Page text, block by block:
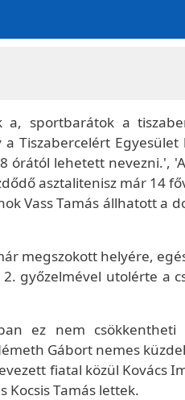
sportbarátok a
Tiszabercelért Egyesület
órától lehetett nevezni.',
asztalitenisz már 14
Vass Tamás állhatott a
megszokott helyére,
győzelmével utolérte a
ez nem csökkentheti
Gábort nemes
fiatal közül Kovács
Tamás lettek.